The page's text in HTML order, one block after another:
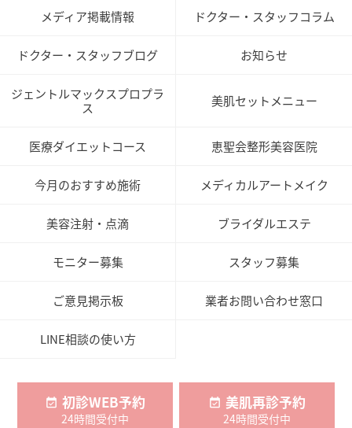
メディア掲載情報 ドクター・スタッフコラム
ドクター・スタッフブログ お知らせ
ジェントルマックスプロプラ
ス
美肌セットメニュー
医療ダイエットコース 恵聖会整形美容医院
今月のおすすめ施術 メディカルアートメイク
美容注射・点滴 ブライダルエステ
モニター募集 スタッフ募集
ご意見掲示板 業者お問い合わせ窓口
LINE相談の使い方
初診WEB予約
24時間受付中
美肌再診予約
24時間受付中